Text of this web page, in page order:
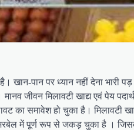
खान-पान पर ध्यान नहीं देना
जीवन मिलावटी खाद्य एवं पेय
का समावेश हो चुका है। मिलावटी
अमरबेल में पूर्ण रूप से जकड़ चुका है ।